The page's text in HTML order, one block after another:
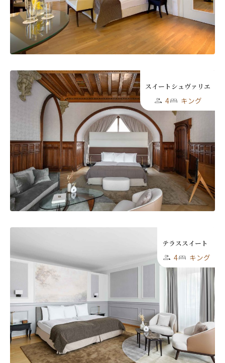
スイートシュヴァリエ
4 キング
テラススイート
4 キング